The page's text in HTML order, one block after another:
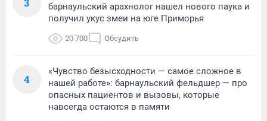
барнаульский арахнолог нашел нового паука и
получил укус змеи на юге Приморья
20 700 Обсудить
4
«Чувство безысходности — самое сложное в
нашей работе»: барнаульский фельдшер — про
опасных пациентов и вызовы, которые
навсегда остаются в памяти